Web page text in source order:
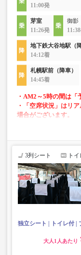
11:00発
芽室
11:26発
御影
地下鉄大谷地駅（降
14:12着
札幌駅前（降車）
14:45着
・AM2～5時の間は「
・「空席状況」はリ
場合がございます。
・1部車両は後方座席
・車内トイレ完備で
・車内は常時換気し
3列シート ト
独立シート トイレ付
大人